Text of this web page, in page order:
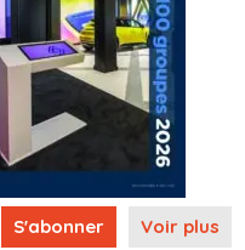
S'abonner Voir plus